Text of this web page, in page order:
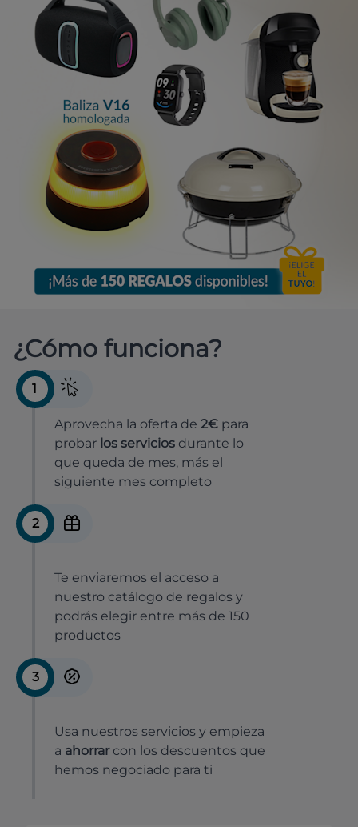
¿Cómo funciona?
1
Aprovecha la oferta de 2€ para
probar los servicios durante lo
que queda de mes, más el
siguiente mes completo
2
Te enviaremos el acceso a
nuestro catálogo de regalos y
podrás elegir entre más de 150
productos
3
Usa nuestros servicios y empieza
a ahorrar con los descuentos que
hemos negociado para ti